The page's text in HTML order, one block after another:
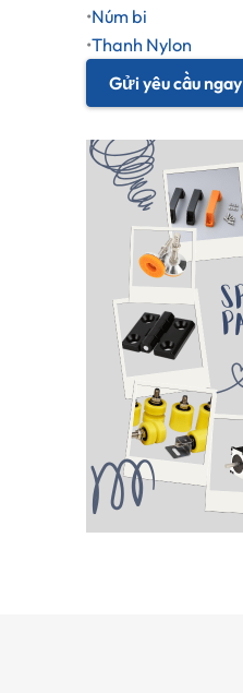
•Núm bi
•Thanh Nylon
Gửi yêu cầu ngay